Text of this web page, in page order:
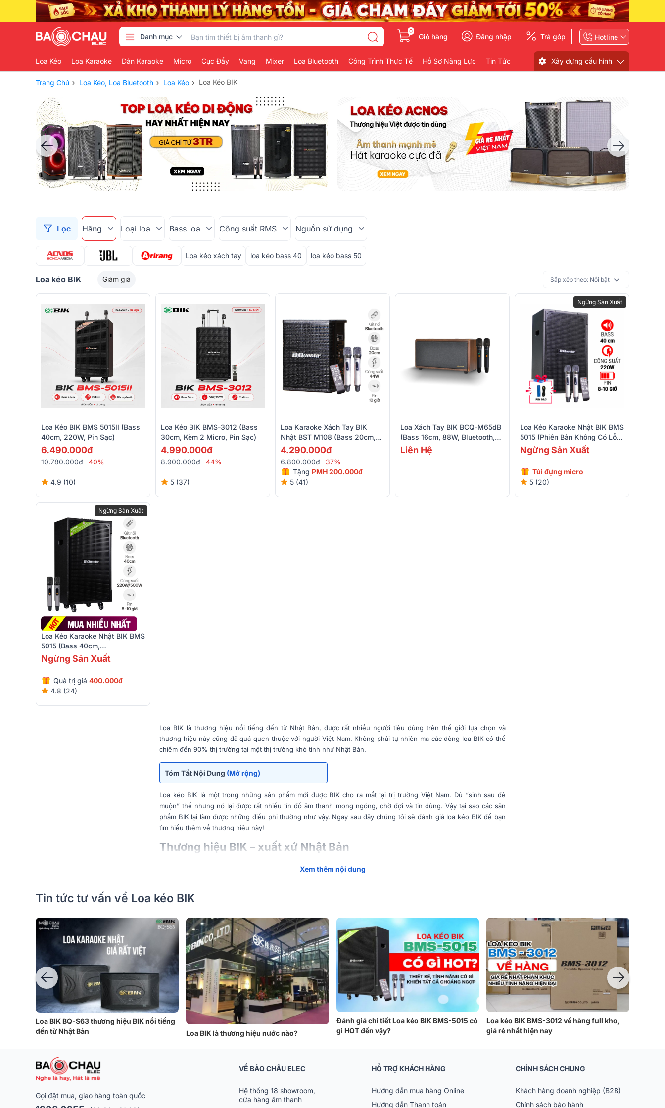
Danh mục
0
Giỏ hàng Đăng nhập Trả góp Hotline
Loa Kéo Loa Karaoke Dàn Karaoke Micro Cục Đẩy Vang Mixer Loa Bluetooth Công Trình Thực Tế Hồ Sơ Năng Lực Tin Tức Xây dựng cấu hình
Trang Chủ › Loa Kéo, Loa Bluetooth › Loa Kéo › Loa Kéo BIK
Lọc Hãng Loại loa Bass loa Công suất RMS Nguồn sử dụng
Loa kéo xách tay loa kéo bass 40 loa kéo bass 50
Loa kéo BIK Giảm giá Sắp xếp theo: Nổi bật
Loa Kéo BIK BMS 5015II (Bass
40cm, 220W, Pin Sạc)
6.490.000đ
10.780.000đ -40%
4.9 (10)
Loa Kéo BIK BMS-3012 (Bass
30cm, Kèm 2 Micro, Pin Sạc)
4.990.000đ
8.900.000đ -44%
5 (37)
Loa Karaoke Xách Tay BIK
Nhật BST M108 (Bass 20cm,
44W, Kèm 2 Micro, Pin Sạc, Pin
4.290.000đ
6.800.000đ -37%
Tặng PMH 200.000đ
5 (41)
Loa Xách Tay BIK BCQ-M65dB
(Bass 16cm, 88W, Bluetooth,
Pin Sạc)
Liên Hệ
Ngừng Sản Xuất
Loa Kéo Karaoke Nhật BIK BMS
5015 (phiên Bản Không Có Lỗ
Cắm Micro)
Ngừng Sản Xuất
Túi đựng micro
5 (20)
Ngừng Sản Xuất
Loa Kéo Karaoke Nhật BIK BMS
5015 (Bass 40cm,
220W/500W, Kèm 2 Micro, Pin
Sạc, Pin 8-10h)
Ngừng Sản Xuất
Quà trị giá 400.000đ
4.8 (24)
Loa BIK là thương hiệu nổi tiếng đến từ Nhật Bản, được rất nhiều người tiêu dùng trên thế giới lựa chọn và
thương hiệu này cũng đã quá quen thuộc với người Việt Nam. Không phải tự nhiên mà các dòng loa BIK có thể
chiếm đến 90% thị trường tại một thị trường khó tính như Nhật Bản.
Tóm Tắt Nội Dung (Mở rộng)
Loa kéo BIK là một trong những sản phẩm mới được BIK cho ra mắt tại trị trường Việt Nam. Dù “sinh sau đẻ
muộn” thế nhưng nó lại được rất nhiều tín đồ âm thanh mong ngóng, chờ đợi và tin dùng. Vậy tại sao các sản
phẩm BIK lại làm được những điều phi thường như vậy. Ngay sau đây chúng tôi sẽ đánh giá loa kéo BIK để bạn
tìm hiểu thêm về thương hiệu này!
Thương hiệu BIK – xuất xứ Nhật Bản
BIK-audio là thương hiệu âm thanh nổi tiếng với 90% thị phần trong lĩnh vực loa của Nhật Bản. BIK được thành
Ngoài việc gia công cho nhiều thương hiệu nổi tiếng trong và ngoài nước, BIK còn có các sản phẩm của riêng
mình. Các sản phẩm loa BIK đều được sản xuất và lắp ráp tại Nhật Bản, sau đó được chuyển đến các nhà máy ở
Trung Quốc và Malaysia để gia công.
Xem thêm nội dung
Tin tức tư vấn về Loa kéo BIK
Loa BIK BQ-S63 thương hiệu BIK nổi tiếng
đến từ Nhật Bản
Loa BIK là thương hiệu nước nào?
Đánh giá chi tiết Loa kéo BIK BMS-5015 có
gì HOT đến vậy?
Loa kéo BIK BMS-3012 về hàng full kho,
giá rẻ nhất hiện nay
Gọi đặt mua, giao hàng toàn quốc
VỀ BẢO CHÂU ELEC
Hệ thống 18 showroom,
cửa hàng âm thanh
HỖ TRỢ KHÁCH HÀNG
Hướng dẫn mua hàng Online
Hướng dẫn Thanh toán
CHÍNH SÁCH CHUNG
Khách hàng doanh nghiệp (B2B)
Chính sách bảo hành